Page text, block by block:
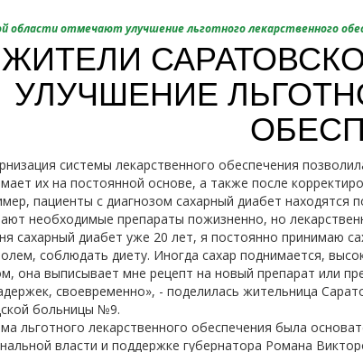
области отмечают улучшение льготного лекарственного
ЖИТЕЛИ
УЛУЧШЕНИЕ
системы лекарственного обеспечения
их на постоянной основе, а также после
пациенты с диагнозом сахарный диабет
необходимые препараты пожизненно, но
сахарный диабет уже 20 лет, я постоянно принимаю
соблюдать диету. Иногда сахар поднимается,
она выписывает мне рецепт на новый препарат или
своевременно», - поделилась жительница
больницы №9.
льготного лекарственного обеспечения была
власти и поддержке губернатора Романа